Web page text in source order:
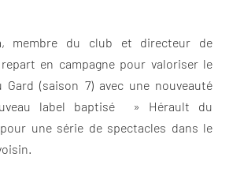
membre du club et directeur de
en campagne pour valoriser le
Gard (saison 7) avec une nouveauté
label baptisé » Hérault du
une série de spectacles dans le